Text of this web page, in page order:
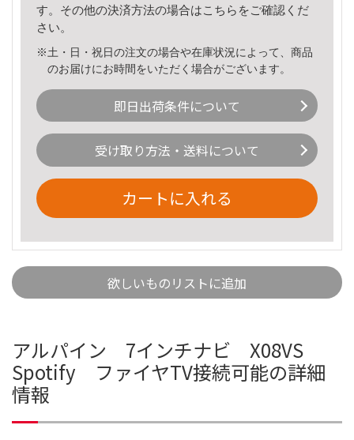
す。その他の決済方法の場合はこちら をご確認くだ
さい。
※土・日・祝日の注文の場合や在庫状況によって、商品
のお届けにお時間をいただく場合がございます。
即日出荷条件について
受け取り方法・送料について
カートに入れる
欲しいものリストに追加
アルパイン 7インチナビ X08VS
Spotify ファイヤTV接続可能の詳細
情報